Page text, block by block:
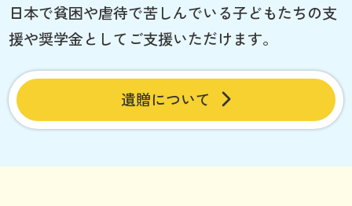
日本で貧困や虐待で苦しんでいる子どもたちの支
援や奨学金としてご支援いただけます。
遺贈について